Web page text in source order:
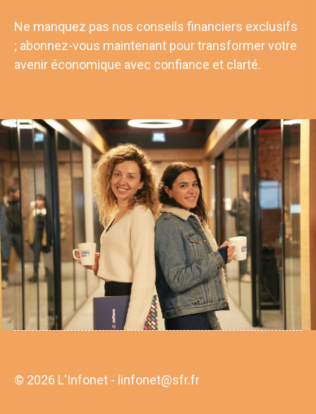
Ne manquez pas nos conseils financiers exclusifs
; abonnez-vous maintenant pour transformer votre
avenir économique avec confiance et clarté.
© 2026 L'Infonet - linfonet@sfr.fr